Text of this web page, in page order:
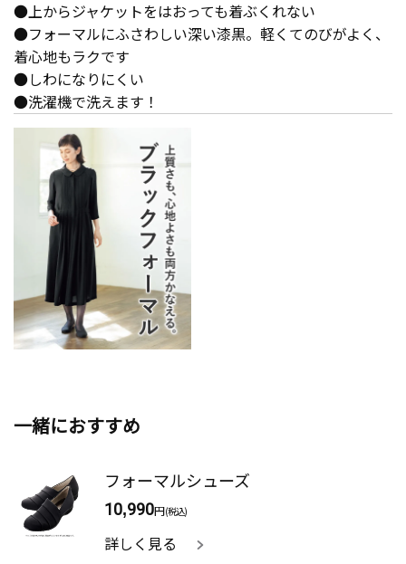
●上からジャケットをはおっても着ぶくれない
●フォーマルにふさわしい深い漆黒。軽くてのびがよく、
着心地もラクです
●しわになりにくい
●洗濯機で洗えます！
一緒におすすめ
フォーマルシューズ
10,990円(税込)
詳しく見る